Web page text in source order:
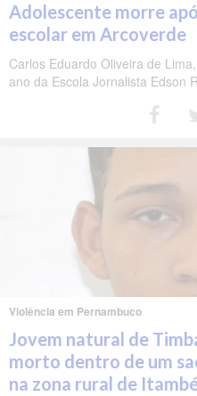
Adolescente morre
escolar em Arcoverde
Carlos Eduardo Oliveira de
ano da Escola Jornalista Edson
Violência em Pernambuco
Jovem natural de
morto dentro de um
na zona rural de